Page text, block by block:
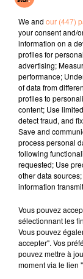
Je Pense A Vous
Bélier
We and our (447)
your consent and/
information on a
profiles for
advertising;
performance;
of data from
profiles to
content; Use
detect fraud, and
Save and
process personal
following
requested; Use
other data
information
Vous pouvez
sélectionnant les
Vous pouvez
accepter". Vos
pouvez mettre à
moment via le lien